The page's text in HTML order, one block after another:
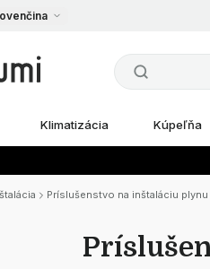
Klimatizácia Kúpeľňa
Príslušenstvo na inštaláciu plynu